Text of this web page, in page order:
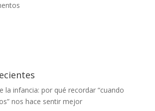
la infancia: por qué recordar “cuando
nos hace sentir mejor